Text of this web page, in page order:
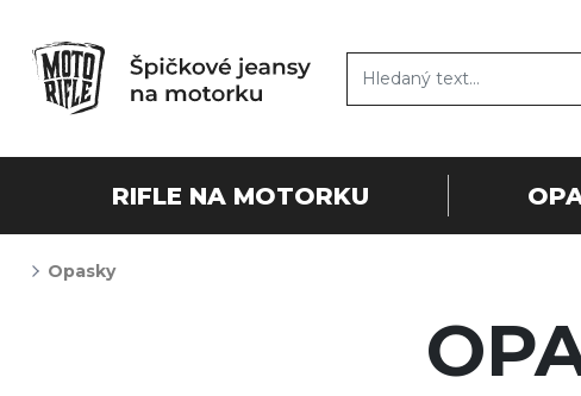
RIFLE NA MOTORKU
Opasky